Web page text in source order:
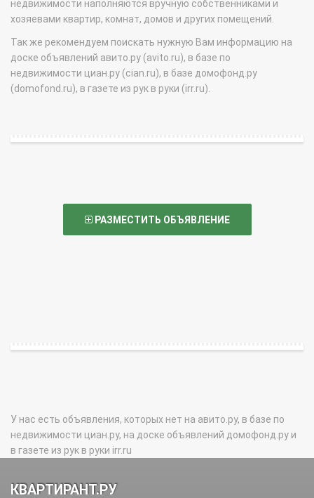
недвижимости наполняются вручную собственниками и
хозяевами квартир, комнат, домов и других помещений.
Так же рекомендуем поискать нужную Вам информацию на
доске объявлений авито.ру (avito.ru), в базе по
недвижимости циан.ру (cian.ru), в базе домофонд.ру
(domofond.ru), в газете из рук в руки (irr.ru).
РАЗМЕСТИТЬ ОБЪЯВЛЕНИЕ
У нас есть объявления, которых нет на авито.ру, в базе по
недвижимости циан.ру, на доске объявлений домофонд.ру и
в газете из рук в руки irr.ru
КВАРТИРАНТ.РУ